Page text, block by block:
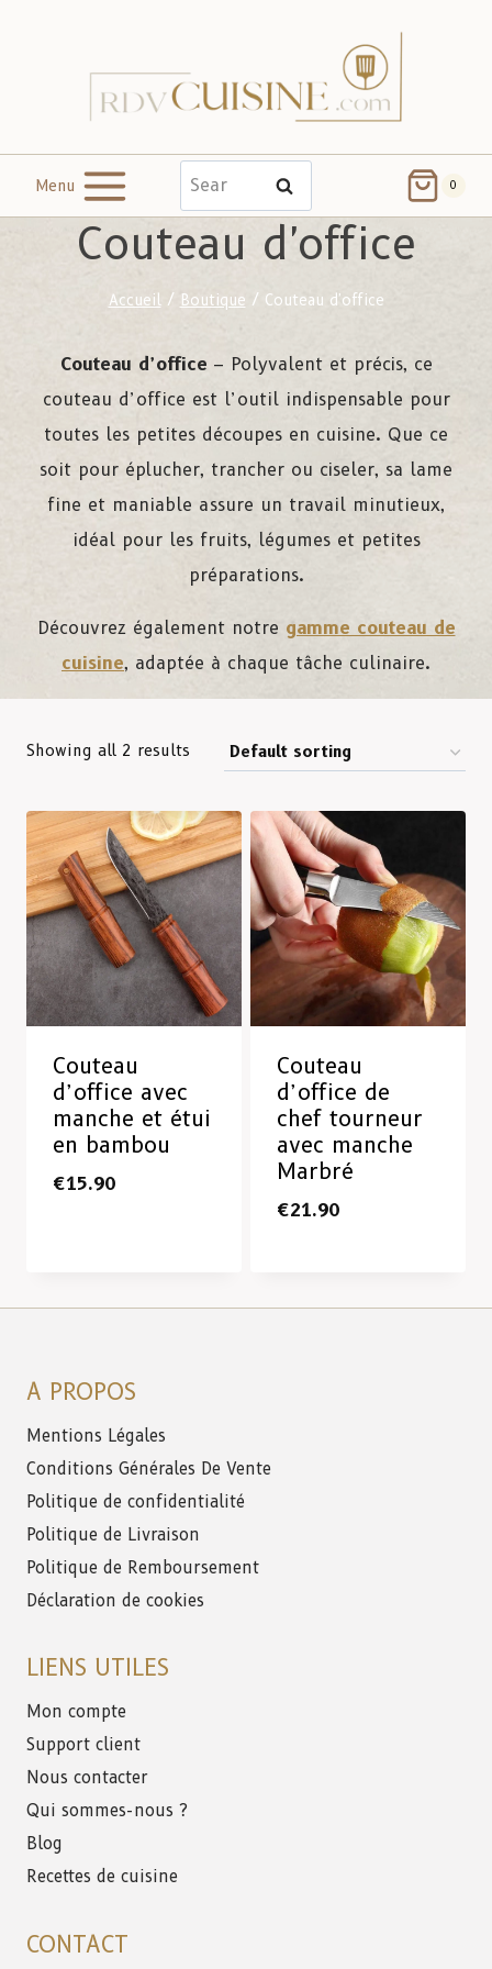
Menu Search 0
Couteau d'office
Accueil / Boutique / Couteau d'office
Couteau d’office – Polyvalent et précis, ce
couteau d’office est l’outil indispensable pour
toutes les petites découpes en cuisine. Que ce
soit pour éplucher, trancher ou ciseler, sa lame
fine et maniable assure un travail minutieux,
idéal pour les fruits, légumes et petites
préparations.
Découvrez également notre gamme couteau de
cuisine, adaptée à chaque tâche culinaire.
Showing all 2 results
Couteau
d’office avec
manche et étui
en bambou
€15.90
Couteau
d’office de
chef tourneur
avec manche
Marbré
€21.90
A PROPOS
Mentions Légales
Conditions Générales De Vente
Politique de confidentialité
Politique de Livraison
Politique de Remboursement
Déclaration de cookies
LIENS UTILES
Mon compte
Support client
Nous contacter
Qui sommes-nous ?
Blog
Recettes de cuisine
CONTACT